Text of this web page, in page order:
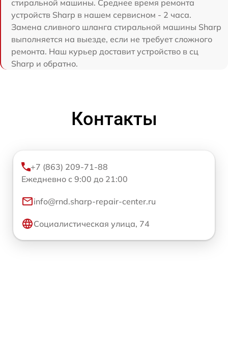
стиральной машины. Среднее время ремонта
устройств Sharp в нашем сервисном - 2 часа.
Замена сливного шланга стиральной машины Sharp
выполняется на выезде, если не требует сложного
ремонта. Наш курьер доставит устройство в сц
Sharp и обратно.
Контакты
+7 (863) 209-71-88
Ежедневно с 9:00 до 21:00
info@rnd.sharp-repair-center.ru
Социалистическая улица, 74